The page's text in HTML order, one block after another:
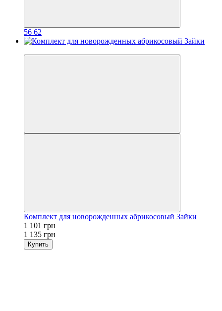
56 62
Комплект для новорожденных абрикосовый Зайки
1 101 грн
1 135 грн
Купить